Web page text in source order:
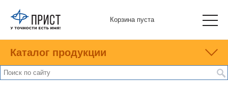
Корзина пуста
Каталог продукции